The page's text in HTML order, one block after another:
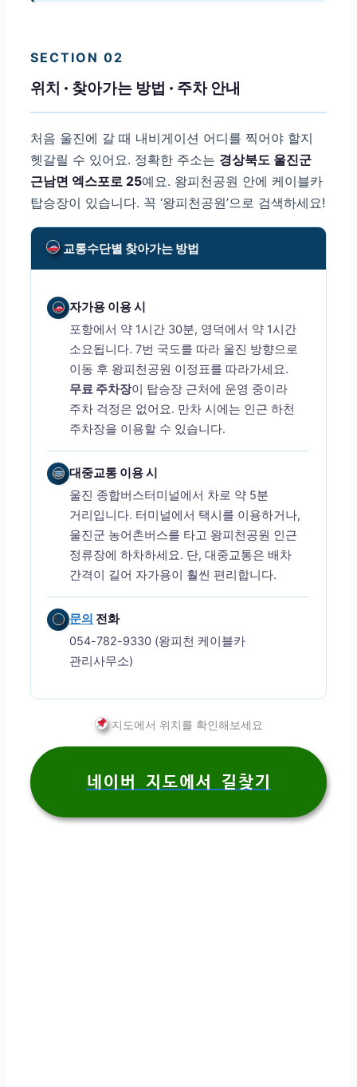
SECTION 02
위치 · 찾아가는 방법 · 주차 안내
처음 울진에 갈 때 내비게이션 어디를 찍어야 할지
헷갈릴 수 있어요. 정확한 주소는 경상북도 울진군
근남면 엑스포로 25예요. 왕피천공원 안에 케이블카
탑승장이 있습니다. 꼭 ‘왕피천공원’으로 검색하세요!
교통수단별 찾아가는 방법
자가용 이용 시
포항에서 약 1시간 30분, 영덕에서 약 1시간
소요됩니다. 7번 국도를 따라 울진 방향으로
이동 후 왕피천공원 이정표를 따라가세요.
무료 주차장이 탑승장 근처에 운영 중이라
주차 걱정은 없어요. 만차 시에는 인근 하천
주차장을 이용할 수 있습니다.
대중교통 이용 시
울진 종합버스터미널에서 차로 약 5분
거리입니다. 터미널에서 택시를 이용하거나,
울진군 농어촌버스를 타고 왕피천공원 인근
정류장에 하차하세요. 단, 대중교통은 배차
간격이 길어 자가용이 훨씬 편리합니다.
문의 전화
054-782-9330 (왕피천 케이블카
관리사무소)
지도에서 위치를 확인해보세요
네이버 지도에서 길찾기